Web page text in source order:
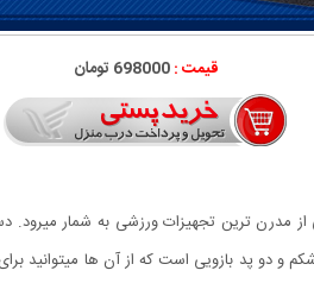
قیمت :698000 تومان
دو پد بازویی است که از آن ها میتوانید